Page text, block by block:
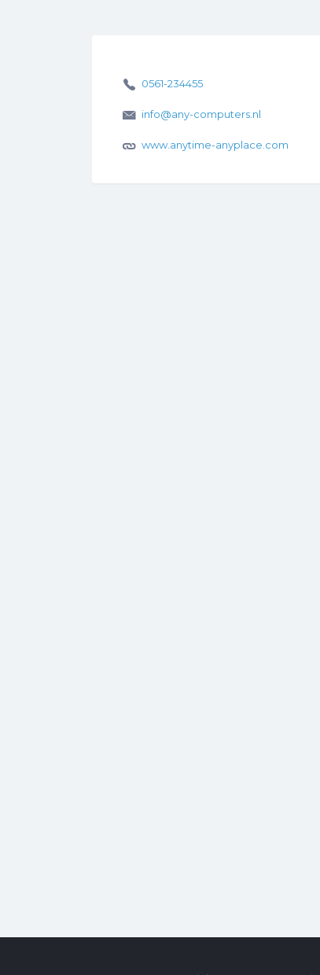
0561-234455
info@any-computers.nl
www.anytime-anyplace.com